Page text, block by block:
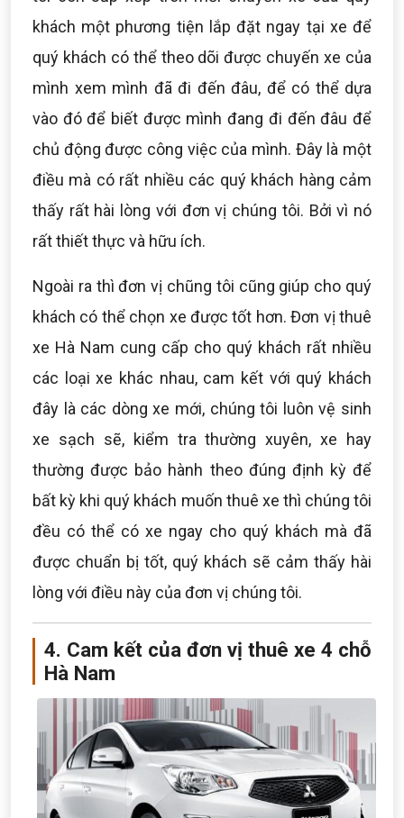
khách một phương tiện lắp đặt ngay tại xe để
quý khách có thể theo dõi được chuyến xe của
mình xem mình đã đi đến đâu, để có thể dựa
vào đó để biết được mình đang đi đến đâu để
chủ động được công việc của mình. Đây là một
điều mà có rất nhiều các quý khách hàng cảm
thấy rất hài lòng với đơn vị chúng tôi. Bởi vì nó
rất thiết thực và hữu ích.
Ngoài ra thì đơn vị chũng tôi cũng giúp cho quý
khách có thể chọn xe được tốt hơn. Đơn vị thuê
xe Hà Nam cung cấp cho quý khách rất nhiều
các loại xe khác nhau, cam kết với quý khách
đây là các dòng xe mới, chúng tôi luôn vệ sinh
xe sạch sẽ, kiểm tra thường xuyên, xe hay
thường được bảo hành theo đúng định kỳ để
bất kỳ khi quý khách muốn thuê xe thì chúng tôi
đều có thể có xe ngay cho quý khách mà đã
được chuẩn bị tốt, quý khách sẽ cảm thấy hài
lòng với điều này của đơn vị chúng tôi.
4. Cam kết của đơn vị thuê xe 4 chỗ
Hà Nam